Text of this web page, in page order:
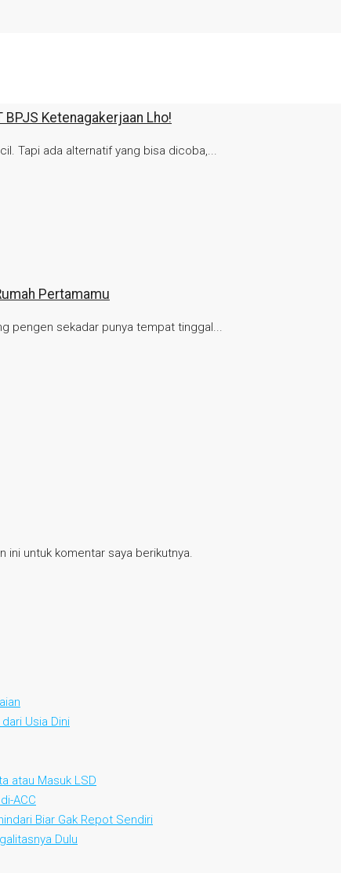
BPJS Ketenagakerjaan Lho!
Tapi ada alternatif yang bisa dicoba,...
Pertamamu
pengen sekadar punya tempat tinggal...
untuk komentar saya berikutnya.
Usia Dini
atau Masuk LSD
ACC
Biar Gak Repot Sendiri
Dulu